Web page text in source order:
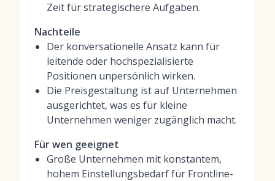
Zeit für strategischere Aufgaben.
Nachteile
Der konversationelle Ansatz kann für
leitende oder hochspezialisierte
Positionen unpersönlich wirken.
Die Preisgestaltung ist auf Unternehmen
ausgerichtet, was es für kleine
Unternehmen weniger zugänglich macht.
Für wen geeignet
Große Unternehmen mit konstantem,
hohem Einstellungsbedarf für Frontline-